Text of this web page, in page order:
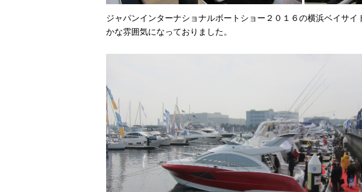
ジャパンインターナショナルボートショー２０１６の横浜ベイサ
かな雰囲気になっておりました。